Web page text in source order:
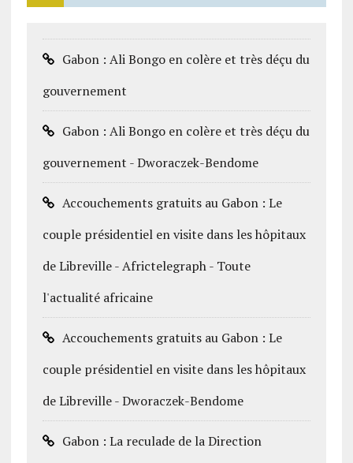
Gabon : Ali Bongo en colère et très déçu du
gouvernement
Gabon : Ali Bongo en colère et très déçu du
gouvernement - Dworaczek-Bendome
Accouchements gratuits au Gabon : Le
couple présidentiel en visite dans les hôpitaux
de Libreville - Africtelegraph - Toute
l'actualité africaine
Accouchements gratuits au Gabon : Le
couple présidentiel en visite dans les hôpitaux
de Libreville - Dworaczek-Bendome
Gabon : La reculade de la Direction